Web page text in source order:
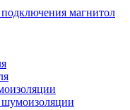
магнитол